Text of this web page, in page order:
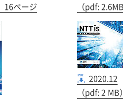
16ページ
（pdf:
2020.12
（pdf: 2